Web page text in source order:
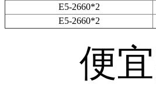
E5-2660*2
E5-2660*2
便宜